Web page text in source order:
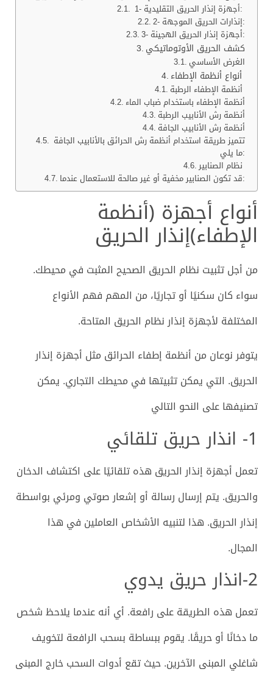
1- أجهزة إنذار الحريق التقليدية:
2- إنذارات الحريق الموجهة:
3- أجهزة إنذار الحريق الهجينة:
كشف الحريق الأوتوماتيكي
الغرض الأساسي
أنظمة الإطفاء باستخدام ضباب الماء
أنظمة رش الأنابيب الرطبة
أنظمة رش الأنابيب الجافة
تتميز طريقة استخدام أنظمة رش الحرائق بالأنابيب الجافة
ما يلي:
قد تكون الصنابير مخفية أو غير صالحة للاستعمال عندما:
أنواع أجهزة (أنظمة
الإطفاء)إنذار الحريق
من أجل تثبيت نظام الحريق الصحيح المثبت في محيطك.
سواء كان سكنيًا أو تجاريًا، من المهم فهم الأنواع
المختلفة لأجهزة إنذار نظام الحريق المتاحة.
يتوفر نوعان من أنظمة إطفاء الحرائق مثل أجهزة إنذار
الحريق. التي يمكن تثبيتها في محيطك التجاري. يمكن
تصنيفها على النحو التالي
1- انذار حريق تلقائي
تعمل أجهزة إنذار الحريق هذه تلقائيًا على اكتشاف الدخان
والحريق. يتم إرسال رسالة أو إشعار صوتي ومرئي بواسطة
إنذار الحريق. هذا لتنبيه الأشخاص العاملين في هذا
المجال.
2-انذار حريق يدوي
تعمل هذه الطريقة على رافعة. أي أنه عندما يلاحظ شخص
ما دخانًا أو حريقًا. يقوم ببساطة بسحب الرافعة لتخويف
شاغلي المبنى الآخرين. حيث تقع أدوات السحب خارج المبنى